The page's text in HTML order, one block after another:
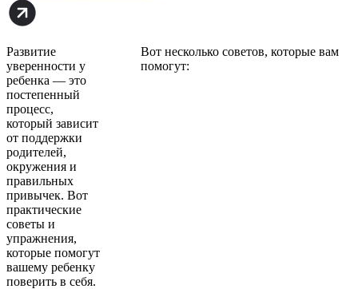
Развитие
уверенности у
ребенка — это
постепенный
процесс,
который зависит
от поддержки
родителей,
окружения и
правильных
привычек. Вот
практические
советы и
упражнения,
которые помогут
вашему ребенку
поверить в себя.
Вот несколько советов, которые вам
помогут: